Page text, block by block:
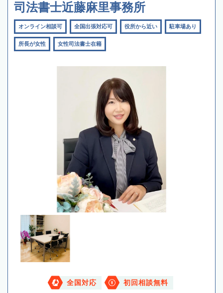
司法書士近藤麻里事務所
オンライン相談可 全国出張対応可 役所から近い 駐車場あり
所長が女性 女性司法書士在籍
全国対応 初回相談無料